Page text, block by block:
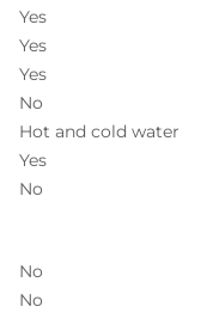
Yes
Yes
Yes
No
Hot and cold water
Yes
No
No
No